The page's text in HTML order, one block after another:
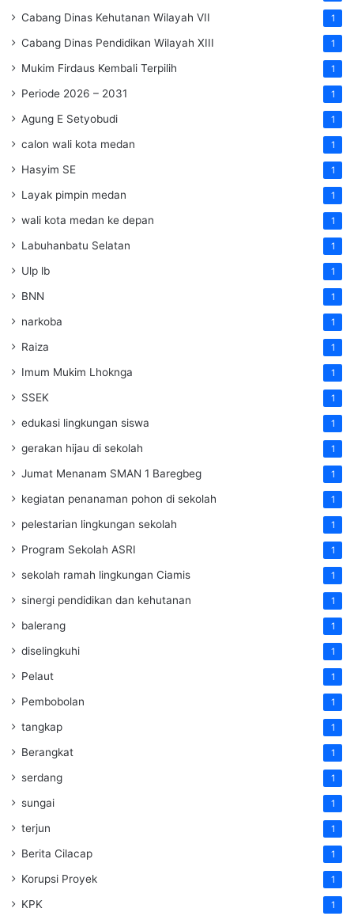
Cabang Dinas Kehutanan Wilayah VII 1
Cabang Dinas Pendidikan Wilayah XIII 1
Mukim Firdaus Kembali Terpilih 1
Periode 2026 – 2031 1
Agung E Setyobudi 1
calon wali kota medan 1
Hasyim SE 1
Layak pimpin medan 1
wali kota medan ke depan 1
Labuhanbatu Selatan 1
Ulp lb 1
BNN 1
narkoba 1
Raiza 1
Imum Mukim Lhoknga 1
SSEK 1
edukasi lingkungan siswa 1
gerakan hijau di sekolah 1
Jumat Menanam SMAN 1 Baregbeg 1
kegiatan penanaman pohon di sekolah 1
pelestarian lingkungan sekolah 1
Program Sekolah ASRI 1
sekolah ramah lingkungan Ciamis 1
sinergi pendidikan dan kehutanan 1
balerang 1
diselingkuhi 1
Pelaut 1
Pembobolan 1
tangkap 1
Berangkat 1
serdang 1
sungai 1
terjun 1
Berita Cilacap 1
Korupsi Proyek 1
KPK 1